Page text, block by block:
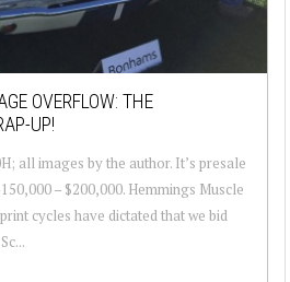
OVERFLOW: THE
UP!
all images by the author. It’s presale
– $200,000. Hemmings Muscle
cycles have dictated that we bid